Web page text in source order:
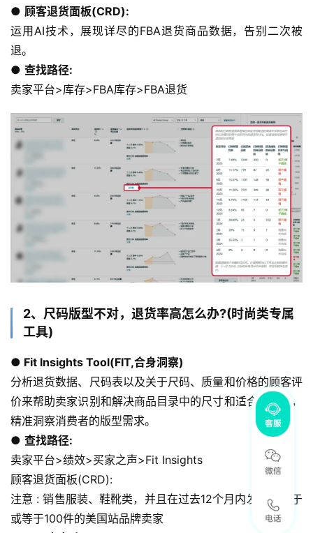
● 顾客退货面板(CRD):
运用AI技术，展现详尽的FBA退货商品数据，告别二次被
退。
● 查找路径:
卖家平台>库存>FBA库存>FBA退货
2、尺码版型不对，退货率高怎么办?(时尚类专属
工具)
● Fit lnsights Tool(FIT,合身洞察)
分析退货数据、尺码表以及关于尺码、质量和价格的顾客评
价来帮助卖家识别和解决商品目录中的尺寸和适合度问题，
精准洞察消费者的版型需求。
● 查找路径:
卖家平台>绩效>买家之声>Fit Insights
顾客退货面板(CRD):
注意 : 销售服装、鞋靴类，并且在过去12个月内发货量大于
或等于100件的美国站品牌卖家